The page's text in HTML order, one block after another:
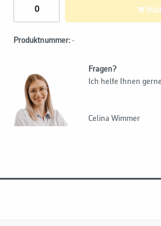
Produktnummer: -
Fragen?
Ich helfe Ihnen
Celina Wimmer